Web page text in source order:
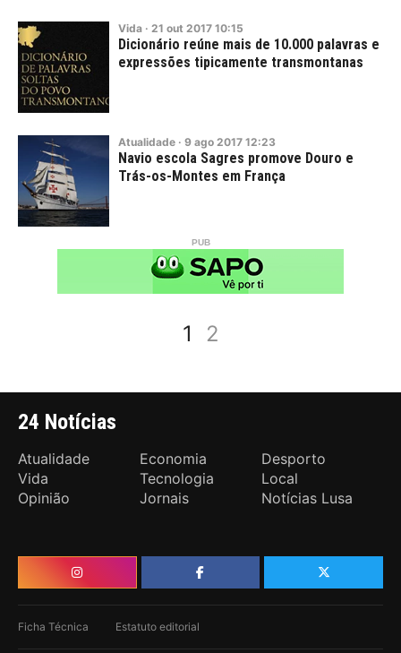
Vida · 21 out 2017 10:15
Dicionário reúne mais de 10.000 palavras e
expressões tipicamente transmontanas
Atualidade · 9 ago 2017 12:23
Navio escola Sagres promove Douro e
Trás-os-Montes em França
1 2
24 Notícias
Atualidade Economia
Desporto
Vida
Tecnologia
Local
Opinião
Jornais Notícias Lusa
Ficha Técnica Estatuto editorial